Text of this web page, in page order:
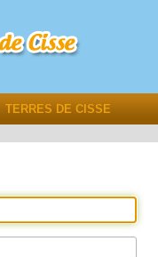
TERRES DE CISSE